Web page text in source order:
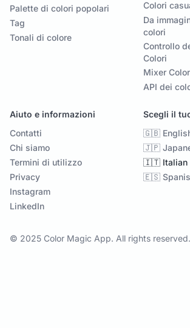
Palette di colori popolari
Tag
Tonali di colore
Colori
Da
colori
Controllo
Colori
Mixer
API dei
Aiuto e informazioni
Contatti
Chi siamo
Termini di utilizzo
Privacy
Instagram
LinkedIn
Scegli il
🇬🇧
🇯🇵
🇮🇹 Italian
🇪🇸
© 2025 Color Magic App. All rights reserved.